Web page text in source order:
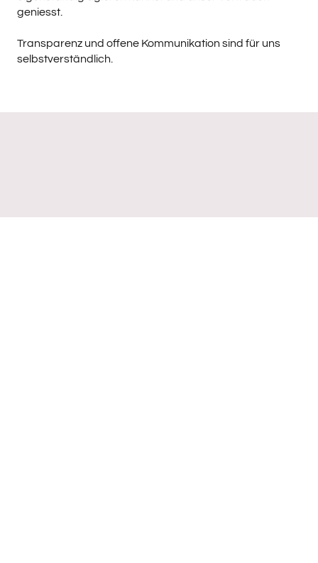
geniesst.
Transparenz und offene Kommunikation sind für uns
selbstverständlich.